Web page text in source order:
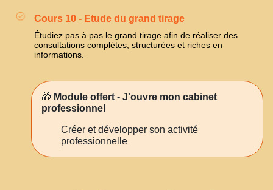
Cours 10 - Etude du grand tirage
Étudiez pas à pas le grand tirage afin de réaliser des
consultations complètes, structurées et riches en
informations.
🎁 Module offert - J'ouvre mon cabinet
professionnel
Créer et développer son activité
professionnelle